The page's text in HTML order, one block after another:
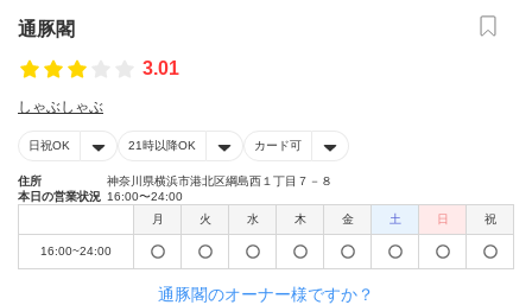
通豚閣
3.01
しゃぶしゃぶ
日祝OK 21時以降OK カード可
住所
神奈川県横浜市港北区綱島西１丁目７－８
本日の営業状況 16:00〜24:00
月
火 水 木 金 土 日 祝
16:00~24:00
通豚閣のオーナー様ですか？